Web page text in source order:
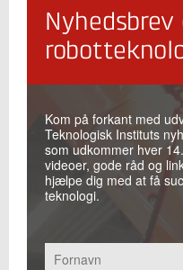
Nyhedsbrev
Kom på forkant med
Teknologisk Instituts
som udkommer hver
videoer, gode råd og
hjælpe dig med at få
teknologi.